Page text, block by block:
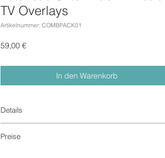
TV Overlays
Artikelnummer: COMBPACK01
59,00 €Preis
In den Warenkorb
Details
Fomat:
Preise